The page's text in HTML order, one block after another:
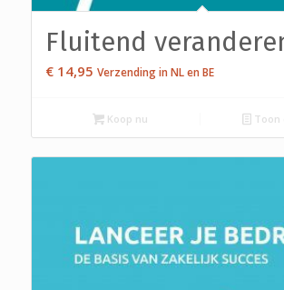
Fluitend
€14,95 Verzending in NL en BE
Koop nu Toon